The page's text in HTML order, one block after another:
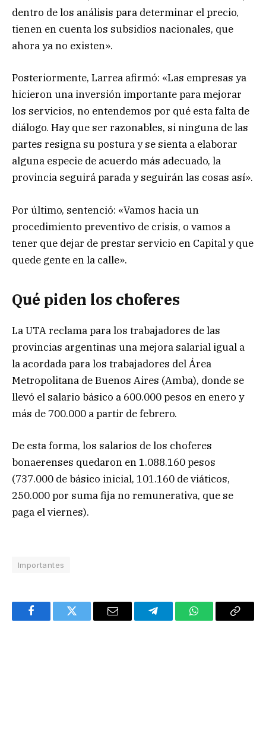
dentro de los análisis para determinar el precio,
tienen en cuenta los subsidios nacionales, que
ahora ya no existen».
Posteriormente, Larrea afirmó: «Las empresas ya
hicieron una inversión importante para mejorar
los servicios, no entendemos por qué esta falta de
diálogo. Hay que ser razonables, si ninguna de las
partes resigna su postura y se sienta a elaborar
alguna especie de acuerdo más adecuado, la
provincia seguirá parada y seguirán las cosas así».
Por último, sentenció: «Vamos hacia un
procedimiento preventivo de crisis, o vamos a
tener que dejar de prestar servicio en Capital y que
quede gente en la calle».
Qué piden los choferes
La UTA reclama para los trabajadores de las
provincias argentinas una mejora salarial igual a
la acordada para los trabajadores del Área
Metropolitana de Buenos Aires (Amba), donde se
llevó el salario básico a 600.000 pesos en enero y
más de 700.000 a partir de febrero.
De esta forma, los salarios de los choferes
bonaerenses quedaron en 1.088.160 pesos
(737.000 de básico inicial, 101.160 de viáticos,
250.000 por suma fija no remunerativa, que se
paga el viernes).
Importantes
FacebookTwitter Email TelegramWhatsAppCopy